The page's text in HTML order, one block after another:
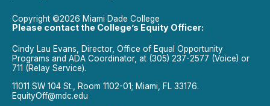
Copyright ©2026 Miami Dade College
Please contact the College’s Equity Officer:
Cindy Lau Evans, Director, Office of Equal Opportunity
Programs and ADA Coordinator, at (305) 237-2577 (Voice) or
711 (Relay Service).
11011 SW 104 St., Room 1102-01; Miami, FL 33176.
EquityOff@mdc.edu